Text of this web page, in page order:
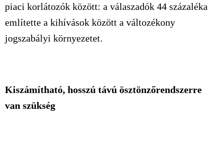
piaci korlátozók között: a válaszadók 44 százaléka
említette a kihívások között a változékony
jogszabályi környezetet.
Kiszámítható, hosszú távú ösztönzőrendszerre
van szükség